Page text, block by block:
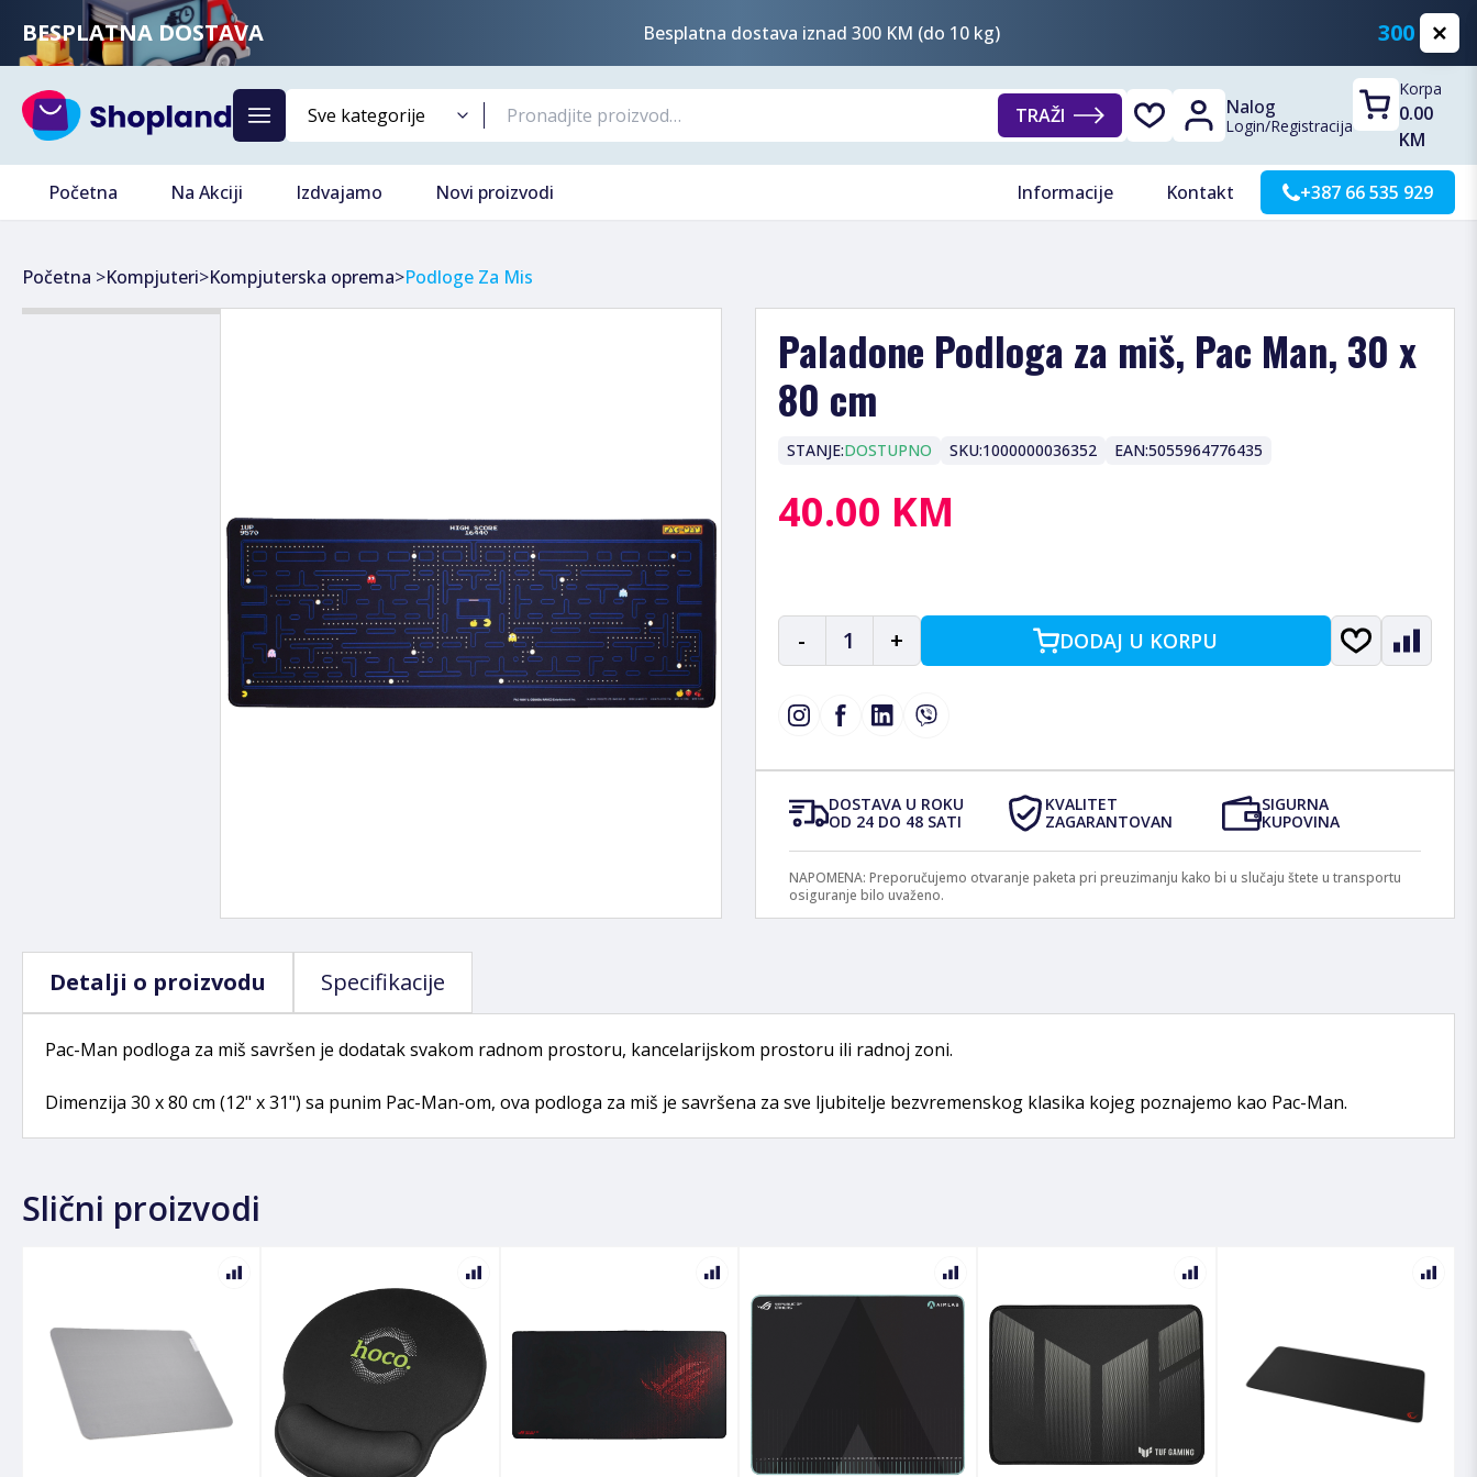
BESPLATNA DOSTAVA Besplatna dostava iznad 300 KM (do 10 kg) 300 KM
TRAŽI Nalog
Login/Registracija
Korpa
0.00
KM
Početna Na Akciji Izdvajamo Novi proizvodi Informacije Kontakt +387 66 535 929
Početna >Kompjuteri>Kompjuterska oprema>Podloge Za Mis
Paladone Podloga za miš, Pac Man, 30 x
80 cm
STANJE:DOSTUPNO SKU:1000000036352 EAN:5055964776435
40.00 KM
- 1 + DODAJ U KORPU
DOSTAVA U ROKU
OD 24 DO 48 SATI
KVALITET
ZAGARANTOVAN
SIGURNA
KUPOVINA
NAPOMENA: Preporučujemo otvaranje paketa pri preuzimanju kako bi u slučaju štete u transportu
osiguranje bilo uvaženo.
Detalji o proizvodu Specifikacije
Pac-Man podloga za miš savršen je dodatak svakom radnom prostoru, kancelarijskom prostoru ili radnoj zoni.
Dimenzija 30 x 80 cm (12" x 31") sa punim Pac-Man-om, ova podloga za miš je savršena za sve ljubitelje bezvremenskog klasika kojeg poznajemo kao Pac-Man.
Slični proizvodi